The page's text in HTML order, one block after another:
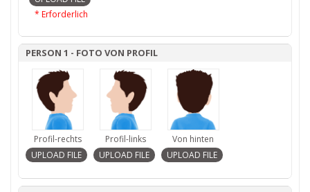
* Erforderlich
PERSON 1 - FOTO VON PROFIL
Profil-rechts Profil-links Von hinten